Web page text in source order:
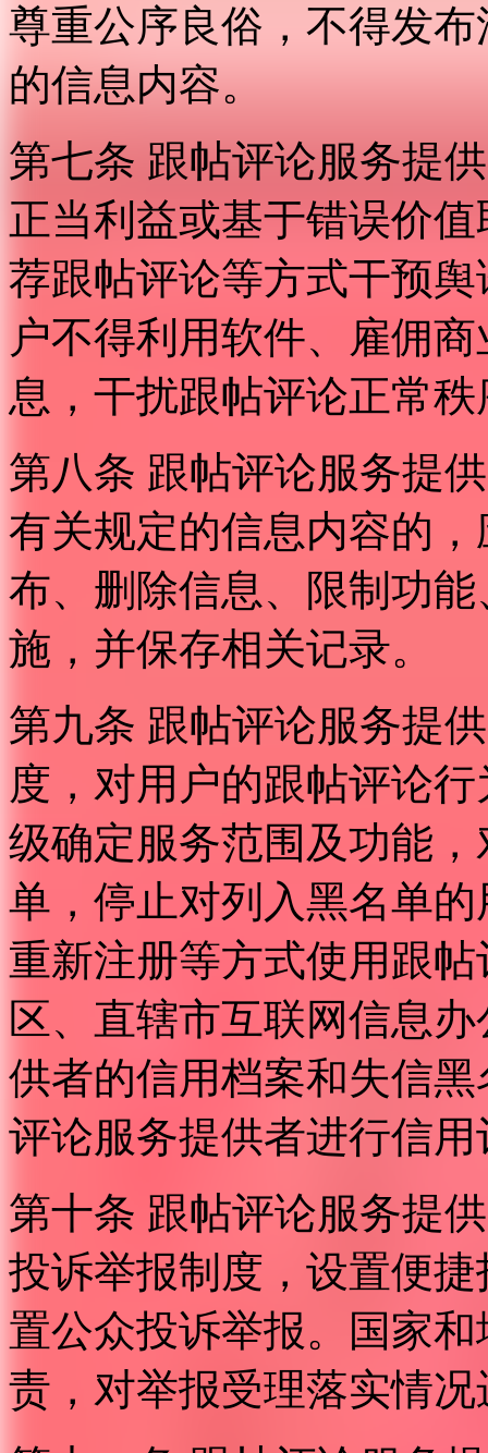
尊重公序良俗，不得发
的信息内容。
第七条 跟帖评论服务提
正当利益或基于错误价
荐跟帖评论等方式干预
户不得利用软件、雇佣
息，干扰跟帖评论正常
第八条 跟帖评论服务提
有关规定的信息内容的
布、删除信息、限制功
施，并保存相关记录。
第九条 跟帖评论服务提
度，对用户的跟帖评论
级确定服务范围及功能
单，停止对列入黑名单
重新注册等方式使用跟
区、直辖市互联网信息
供者的信用档案和失信
评论服务提供者进行信用
第十条 跟帖评论服务提
投诉举报制度，设置便
置公众投诉举报。国家
责，对举报受理落实情